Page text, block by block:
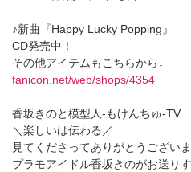
♪新曲『Happy Lucky Popping』
CD発売中！
その他アイテムもこちらから↓
fanicon.net/web/shops/4354
香坂きのと模型人‐もけんちゅ‐TV
＼楽しいは伝わる／
見てくださってありがとうございま
プラモアイドル香坂きのがお送り